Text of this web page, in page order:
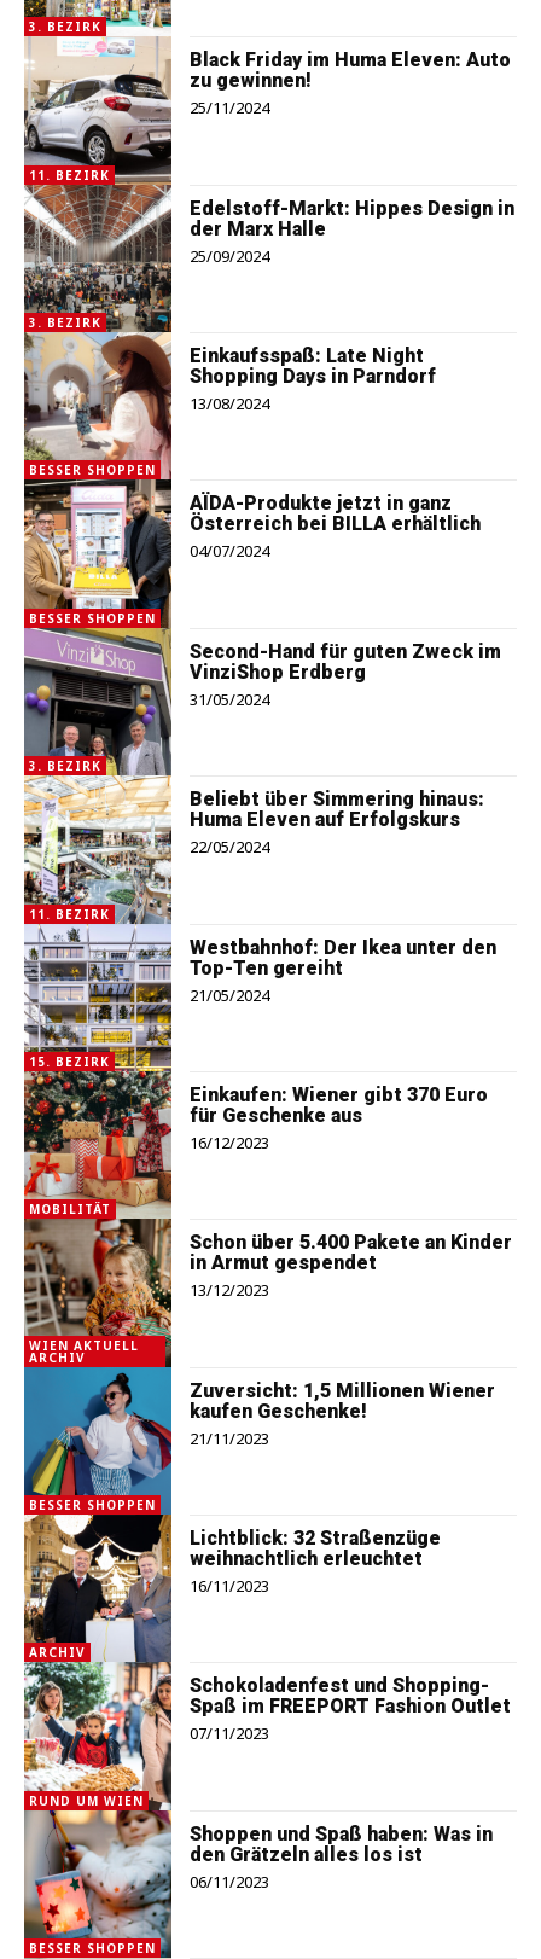
3. BEZIRK
11. BEZIRK
Black Friday im Huma Eleven: Auto
zu gewinnen!
25/11/2024
3. BEZIRK
Edelstoff-Markt: Hippes Design in
der Marx Halle
25/09/2024
BESSER SHOPPEN
Einkaufsspaß: Late Night
Shopping Days in Parndorf
13/08/2024
BESSER SHOPPEN
AÏDA-Produkte jetzt in ganz
Österreich bei BILLA erhältlich
04/07/2024
3. BEZIRK
Second-Hand für guten Zweck im
VinziShop Erdberg
31/05/2024
11. BEZIRK
Beliebt über Simmering hinaus:
Huma Eleven auf Erfolgskurs
22/05/2024
15. BEZIRK
Westbahnhof: Der Ikea unter den
Top-Ten gereiht
21/05/2024
MOBILITÄT
Einkaufen: Wiener gibt 370 Euro
für Geschenke aus
16/12/2023
WIEN AKTUELL
ARCHIV
Schon über 5.400 Pakete an Kinder
in Armut gespendet
13/12/2023
BESSER SHOPPEN
Zuversicht: 1,5 Millionen Wiener
kaufen Geschenke!
21/11/2023
ARCHIV
Lichtblick: 32 Straßenzüge
weihnachtlich erleuchtet
16/11/2023
RUND UM WIEN
Schokoladenfest und Shopping-
Spaß im FREEPORT Fashion Outlet
07/11/2023
BESSER SHOPPEN
Shoppen und Spaß haben: Was in
den Grätzeln alles los ist
06/11/2023